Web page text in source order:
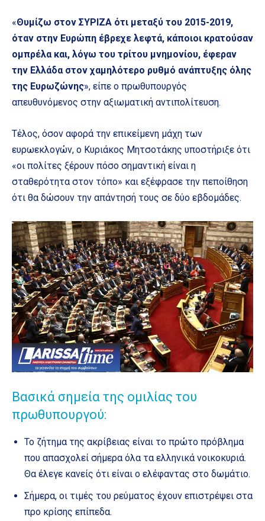
«Θυμίζω στον ΣΥΡΙΖΑ ότι μεταξύ του 2015-2019,
όταν στην Ευρώπη έβρεχε λεφτά, κάποιοι κρατούσαν
ομπρέλα και, λόγω του τρίτου μνημονίου, έφεραν
την Ελλάδα στον χαμηλότερο ρυθμό ανάπτυξης όλης
της Ευρωζώνης», είπε ο πρωθυπουργός
απευθυνόμενος στην αξιωματική αντιπολίτευση.
Τέλος, όσον αφορά την επικείμενη μάχη των
ευρωεκλογών, ο Κυριάκος Μητσοτάκης υποστήριξε ότι
«οι πολίτες ξέρουν πόσο σημαντική είναι η
σταθερότητα στον τόπο» και εξέφρασε την πεποίθηση
ότι θα δώσουν την απάντησή τους σε δύο εβδομάδες.
Βασικά σημεία της ομιλίας του
πρωθυπουργού:
Το ζήτημα της ακρίβειας είναι το πρώτο πρόβλημα
που απασχολεί σήμερα όλα τα ελληνικά νοικοκυριά.
Θα έλεγε κανείς ότι είναι ο ελέφαντας στο δωμάτιο.
Σήμερα, οι τιμές του ρεύματος έχουν επιστρέψει στα
προ κρίσης επίπεδα.